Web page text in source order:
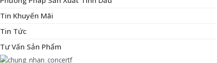
Tin Khuyến Mãi
Tin Tức
Tư Vấn Sản Phẩm